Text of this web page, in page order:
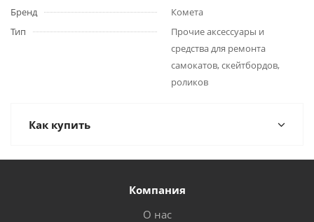
Бренд
Комета
Тип
Прочие аксессуары и
средства для ремонта
самокатов, скейтбордов,
роликов
Как купить
Компания
О нас